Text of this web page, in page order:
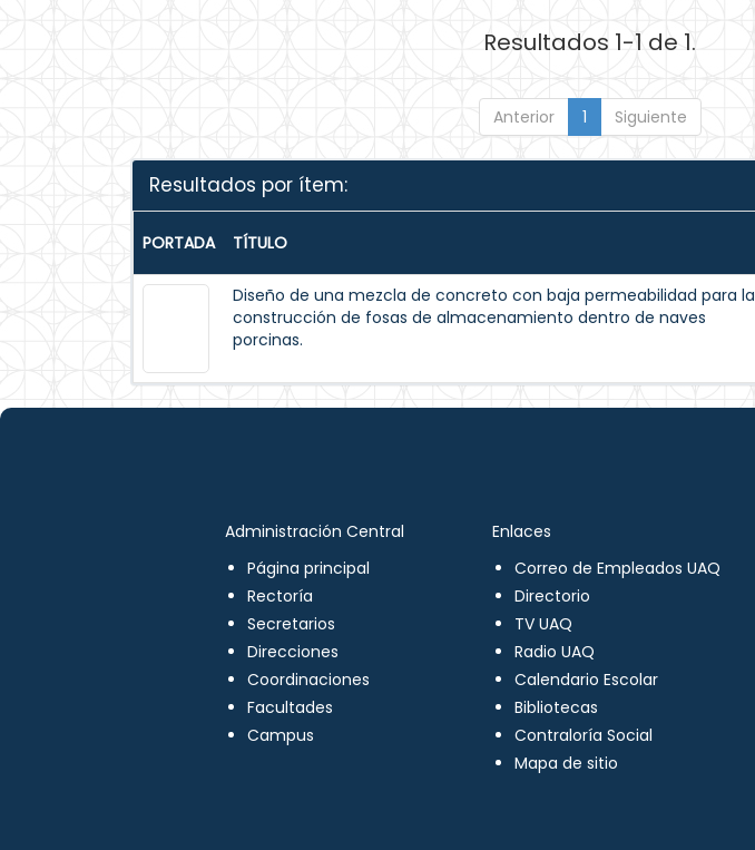
Resultados 1-1 de 1.
Anterior 1 Siguiente
Resultados por ítem:
PORTADA TÍTULO
Diseño de una mezcla de concreto con baja permeabilidad para la
construcción de fosas de almacenamiento dentro de naves
porcinas.
Administración Central
Página principal
Rectoría
Secretarios
Direcciones
Coordinaciones
Facultades
Campus
Enlaces
Correo de Empleados UAQ
Directorio
TV UAQ
Radio UAQ
Calendario Escolar
Bibliotecas
Contraloría Social
Mapa de sitio